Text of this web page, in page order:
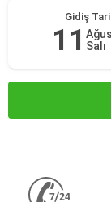
Gidiş
11 Salı